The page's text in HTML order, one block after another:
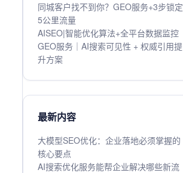
同城客户找不到你？GEO服务+3步锁定
5公里流量
AISEO|智能优化算法+全平台数据监控
GEO服务｜AI搜索可见性 + 权威引用提
升方案
最新内容
大模型SEO优化：企业落地必须掌握的
核心要点
AI搜索优化服务能帮企业解决哪些新流